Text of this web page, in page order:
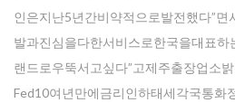
인은지난5년간비약적으로발전했다”면
발과진심을다한서비스로한국을대표하
랜드로우뚝서고싶다”고제주출장업소
Fed10여년만에금리인하태세각국통화